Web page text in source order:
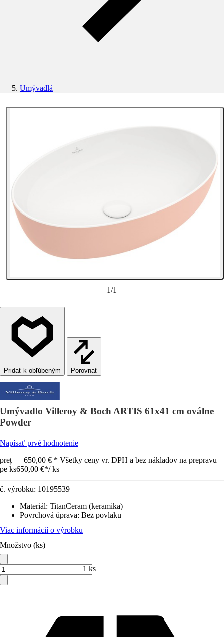
Umývadlá
1/1
Porovnať
Umývadlo Villeroy & Boch ARTIS 61x41 cm oválne
Powder
Napísať prvé hodnotenie
preț — 650,00 € * Všetky ceny vr. DPH a bez nákladov na prepravu
pe ks650,00 €*/ ks
č. výrobku: 10195539
Materiál: TitanCeram (keramika)
Povrchová úprava: Bez povlaku
Viac informácií o výrobku
Množstvo (ks)
1 ks